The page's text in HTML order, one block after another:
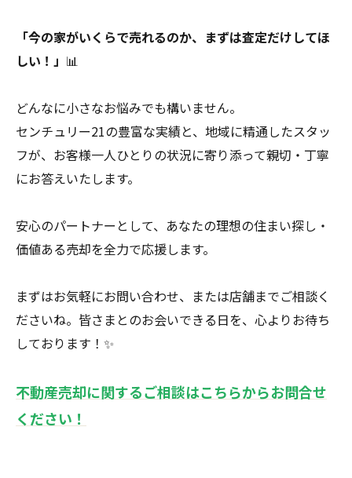
「今の家がいくらで売れるのか、まずは査定だけしてほ
しい！」 📊
どんなに小さなお悩みでも構いません。
センチュリー21の豊富な実績と、地域に精通したスタッ
フが、お客様一人ひとりの状況に寄り添って親切・丁寧
にお答えいたします。
安心のパートナーとして、あなたの理想の住まい探し・
価値ある売却を全力で応援します。
まずはお気軽にお問い合わせ、または店舗までご相談く
ださいね。皆さまとのお会いできる日を、心よりお待ち
しております！✨
不動産売却に関するご相談はこちらからお問合せ
ください！